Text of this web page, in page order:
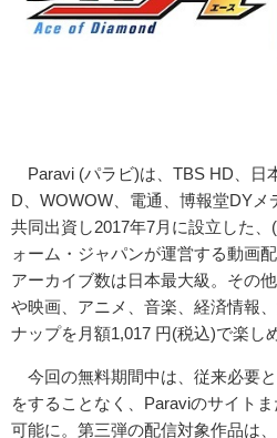
Paravi (パラビ)は、TBS HD、⽇
D、WOWOW、電通、博報堂DY
共同出資し2017年7⽉に設⽴した
ォーム・ジャパンが運営する動画
アーカイブ数は⽇本最⼤級。その
や映画、アニメ、⾳楽、経済情報
ナップを⽉額1,017 円(税込)で楽し
今回の無料期間中は、従来必要
をすることなく、Paraviのサイト
可能に。第三弾の配信対象作品は、